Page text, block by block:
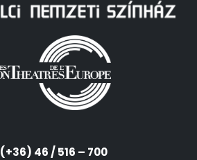
(+36) 46 / 516 – 700